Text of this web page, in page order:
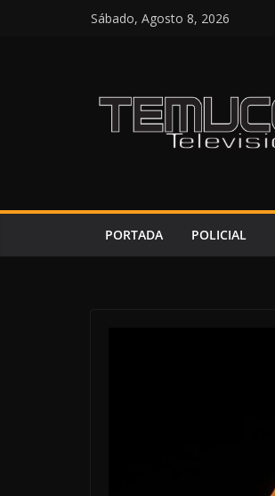
Sábado, Agosto 8, 2026
PORTADA POLICIAL